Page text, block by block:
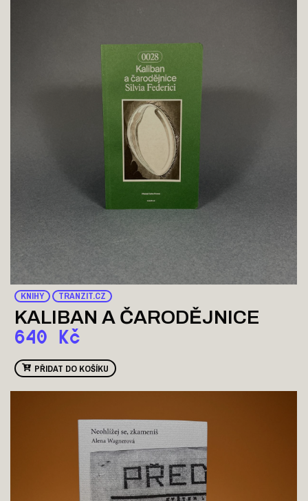
KNIHY TRANZIT.CZ
KALIBAN A ČARODĚJNICE
640 Kč
PŘIDAT DO KOŠÍKU